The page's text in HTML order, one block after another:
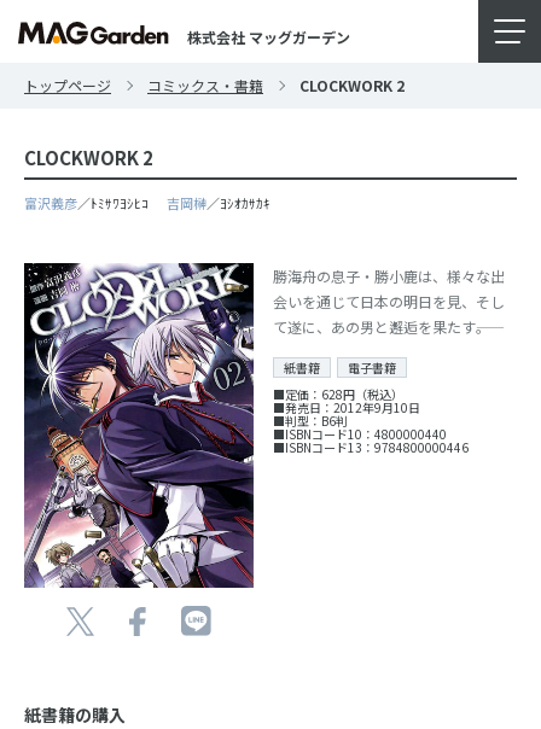
株式会社 マッグガーデン
トップページ コミックス・書籍 CLOCKWORK 2
CLOCKWORK 2
富沢義彦／ﾄﾐｻﾜﾖｼﾋｺ 吉岡榊／ﾖｼｵｶｻｶｷ
勝海舟の息子・勝小鹿は、様々な出
会いを通じて日本の明日を見、そし
て遂に、あの男と邂逅を果たす――。
紙書籍
電子書籍
■定価：628円（税込）
■発売日：2012年9月10日
■判型：B6判
■ISBNコード10：4800000440
■ISBNコード13：9784800000446
紙書籍の購入